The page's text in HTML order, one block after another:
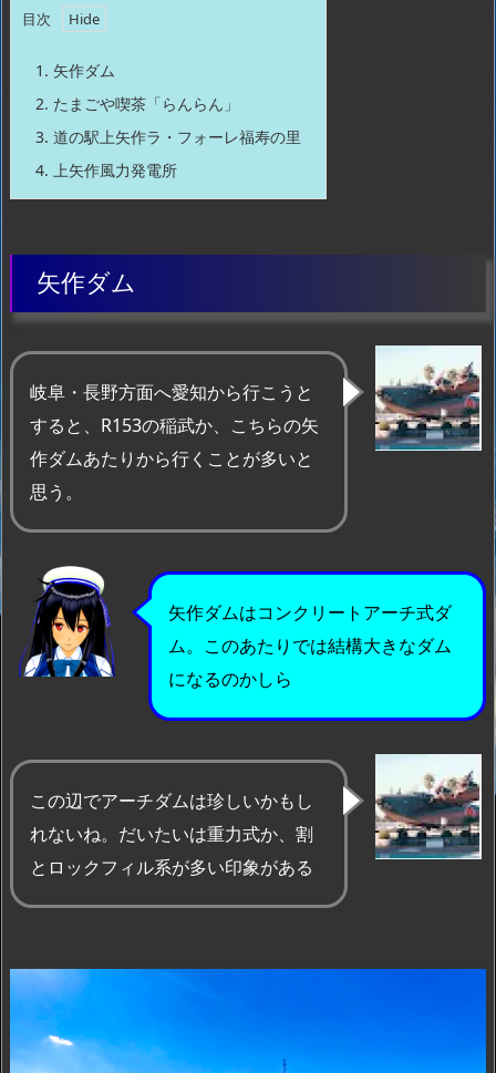
目次
1. 矢作ダム
2. たまごや喫茶「らんらん」
3. 道の駅上矢作ラ・フォーレ福寿の里
4. 上矢作風力発電所
矢作ダム
岐阜・長野方面へ愛知から行こうと
すると、R153の稲武か、こちらの矢
作ダムあたりから行くことが多いと
思う。
矢作ダムはコンクリートアーチ式ダ
ム。このあたりでは結構大きなダム
になるのかしら
この辺でアーチダムは珍しいかもし
れないね。だいたいは重力式か、割
とロックフィル系が多い印象がある